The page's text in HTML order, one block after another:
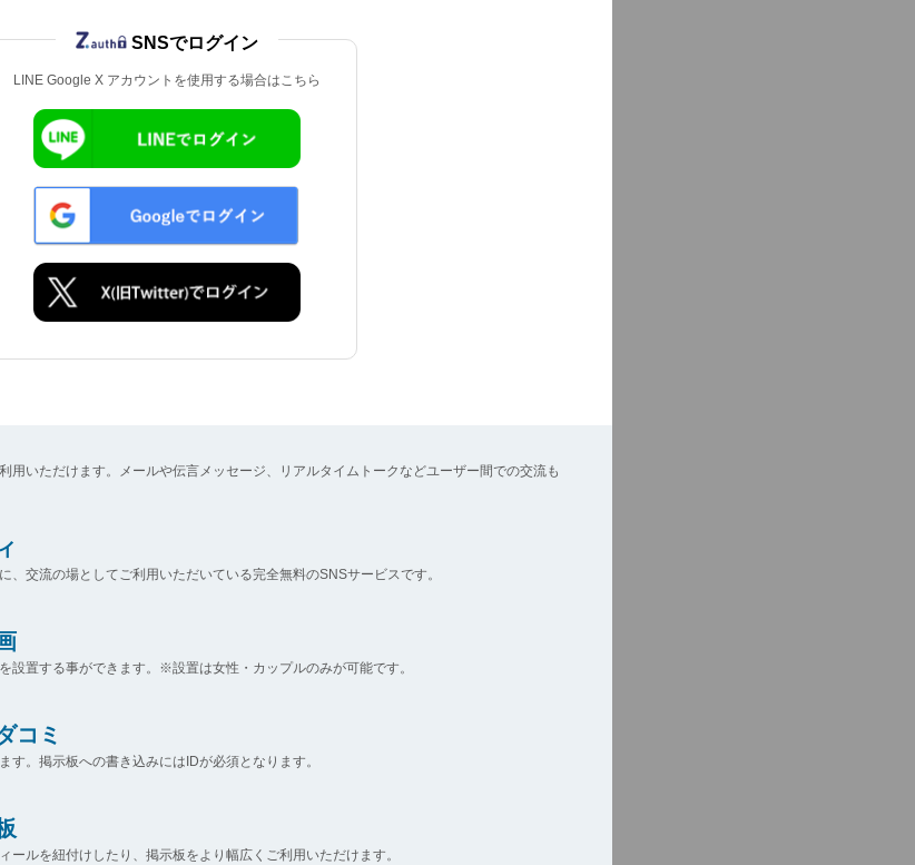
LINE Google X アカウントを使用する場合はこちら
SNSでログイン
用いただけます。メールや伝言メッセージ、リアルタイムトークなどユーザー間での交流も
、交流の場としてご利用いただいている完全無料のSNSサービスです。
設置する事ができます。※設置は女性・カップルのみが可能です。
コミ
す。掲示板への書き込みにはIDが必須となります。
ールを紐付けしたり、掲示板をより幅広くご利用いただけます。